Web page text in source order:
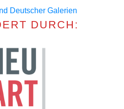
Deutscher Galerien
DURCH: